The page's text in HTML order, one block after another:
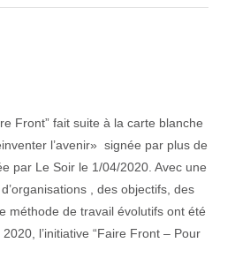
Front” fait suite à la carte blanche
l’avenir» signée par plus de
par Le Soir le 1/04/2020. Avec une
, des objectifs, des
méthode de travail évolutifs ont été
l’initiative “Faire Front – Pour